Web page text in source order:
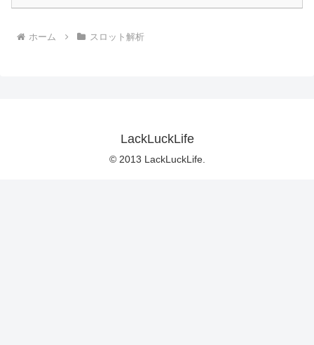
ホーム スロット解析
LackLuckLife
© 2013 LackLuckLife.